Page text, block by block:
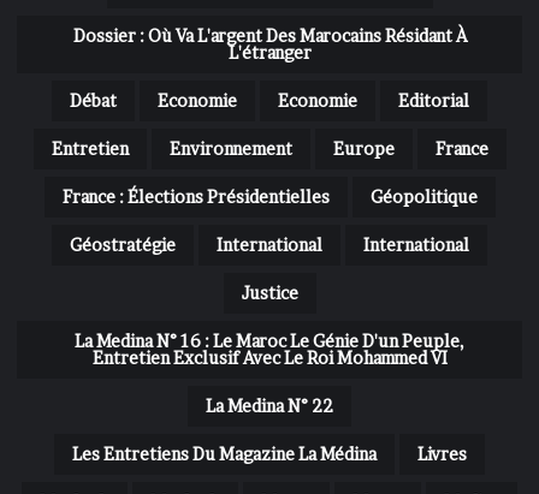
Dossier : Où Va L'argent Des Marocains Résidant À
L'étranger
Débat Economie Economie Editorial
Entretien Environnement Europe France
France : Élections Présidentielles Géopolitique
Géostratégie International International
Justice
La Medina N° 16 : Le Maroc Le Génie D'un Peuple,
Entretien Exclusif Avec Le Roi Mohammed VI
La Medina N° 22
Les Entretiens Du Magazine La Médina Livres